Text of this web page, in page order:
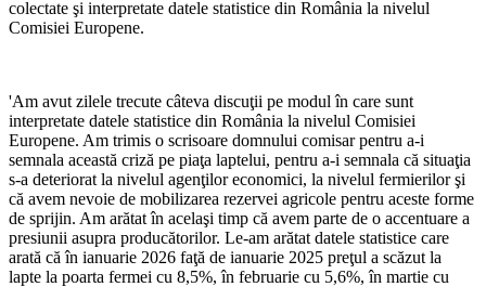
colectate şi interpretate datele statistice din România la nivelul
Comisiei Europene.
'Am avut zilele trecute câteva discuţii pe modul în care sunt
interpretate datele statistice din România la nivelul Comisiei
Europene. Am trimis o scrisoare domnului comisar pentru a-i
semnala această criză pe piaţa laptelui, pentru a-i semnala că situaţia
s-a deteriorat la nivelul agenţilor economici, la nivelul fermierilor şi
că avem nevoie de mobilizarea rezervei agricole pentru aceste forme
de sprijin. Am arătat în acelaşi timp că avem parte de o accentuare a
presiunii asupra producătorilor. Le-am arătat datele statistice care
arată că în ianuarie 2026 faţă de ianuarie 2025 preţul a scăzut la
lapte la poarta fermei cu 8,5%, în februarie cu 5,6%, în martie cu